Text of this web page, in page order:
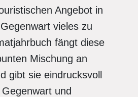
Angebot in
vieles zu
fängt diese
Mischung an
gibt sie eindrucksvoll
und